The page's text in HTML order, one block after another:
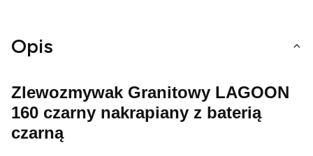
Opis
Zlewozmywak Granitowy LAGOON
160 czarny nakrapiany z baterią
czarną